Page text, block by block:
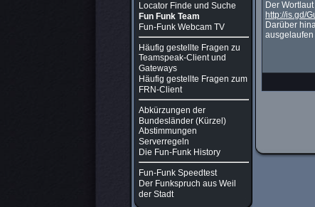
Locator Finde und Suche
Fun Funk Team
Fun-Funk Webcam TV
Häufig gestellte Fragen zu
Teamspeak-Client und
Gateways
Häufig gestellte Fragen zum
FRN-Client
Abkürzungen der
Bundesländer (Kürzel)
Abstimmungen
Serverregeln
Die Fun-Funk History
Fun-Funk Speedtest
Der Funkspruch aus Weil
der Stadt
Der
http://is.gd/
Darüber
ausgelaufen